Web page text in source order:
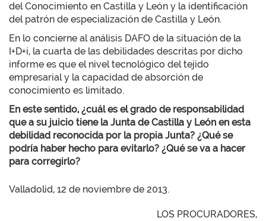
del Conocimiento en Castilla y León y la identificación
del patrón de especialización de Castilla y León.
En lo concierne al análisis DAFO de la situación de la
I+D+i, la cuarta de las debilidades descritas por dicho
informe es que el nivel tecnológico del tejido
empresarial y la capacidad de absorción de
conocimiento es limitado.
En este sentido, ¿cuál es el grado de responsabilidad
que a su juicio tiene la Junta de Castilla y León en esta
debilidad reconocida por la propia Junta? ¿Qué se
podría haber hecho para evitarlo? ¿Qué se va a hacer
para corregirlo?
Valladolid, 12 de noviembre de 2013.
LOS PROCURADORES,